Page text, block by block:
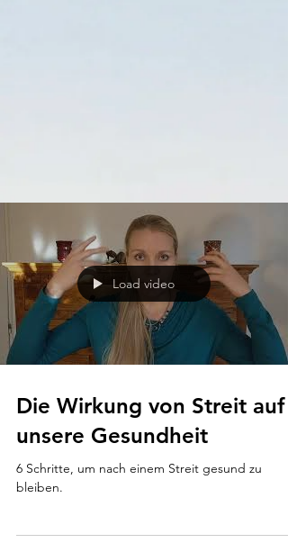
Load video
Die Wirkung von Streit auf
unsere Gesundheit
6 Schritte, um nach einem Streit gesund zu
bleiben.